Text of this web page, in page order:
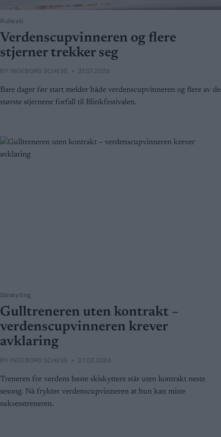
Rulleski
Verdenscupvinneren og flere
stjerner trekker seg
BY INGEBORG SCHEVE 31.07.2026
Bare dager før start melder både verdenscupvinneren og flere av de
største stjernene forfall til Blinkfestivalen.
Skiskyting
Gulltreneren uten kontrakt –
verdenscupvinneren krever
avklaring
BY INGEBORG SCHEVE 27.03.2026
Treneren for verdens beste skiskyttere står uten kontrakt neste
sesong. Nå frykter verdenscupvinneren at hun kan miste
suksesstreneren.